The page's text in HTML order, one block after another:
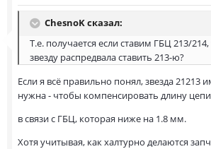
ChesnoK сказал:
Т.е. получается если ставим ГБЦ 213/
звезду распредвала ставить 213-ю?
Если я всё правильно понял, звезда 21213
нужна - чтобы компенсировать длину цепи
в связи с ГБЦ, которая ниже на 1.8 мм.
Хотя учитывая, как халтурно делаются